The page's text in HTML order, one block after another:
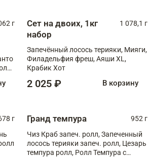
г
Сет на двоих, 1кг
набор
1 078,1 г
Запечённый лосось терияки, Мияги,
Филадельфия фреш, Аяши XL,
Крабик Хот
2 025 ₽ В корзину
г
Гранд темпура
952 г
Чиз Краб запеч. ролл, Запеченный
лосось терияки запеч. ролл, Цезарь
темпура ролл, Ролл Темпура с